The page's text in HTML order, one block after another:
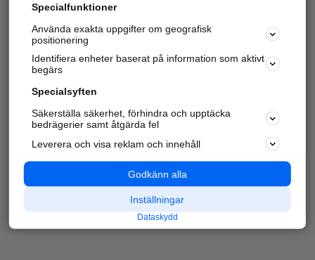
Specialfunktioner
Använda exakta uppgifter om geografisk
positionering
Identifiera enheter baserat på information som aktivt
begärs
Specialsyften
Säkerställa säkerhet, förhindra och upptäcka
bedrägerier samt åtgärda fel
Leverera och visa reklam och innehåll
Godkänn alla
Inställningar
Dataskydd